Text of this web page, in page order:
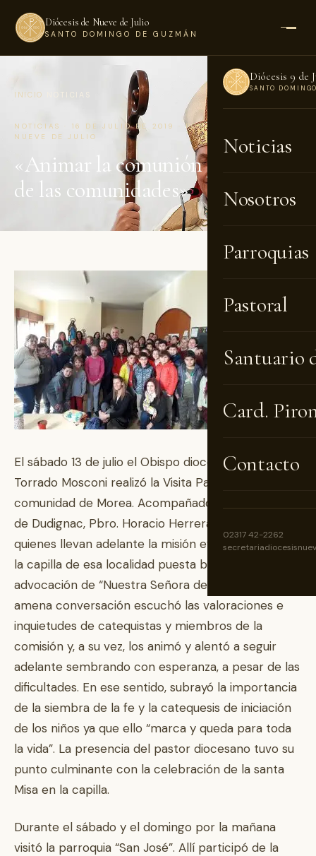
Diócesis de Nueve de Julio
SANTO DOMINGO DE GUZMÁN
Diócesis 9 de
SANTO
Noticias
Nosotros
Parroquias
Pastoral
Santuario
Card.
Contacto
02317 42-2262
INICIO NOTICIAS
NOTICIAS · 16 DE JULIO DE 2019 · POR DIÓCESIS DE
NUEVE DE JULIO
«Animar la comunión y la misión
de las comunidades»
El sábado 13 de julio el Obispo diocesano Ariel
Torrado Mosconi realizó la Visita Pastoral a la
comunidad de Morea. Acompañado por el párroco
de Dudignac, Pbro. Horacio Herrera, se reunió con
quienes llevan adelante la misión evangelizadora en
la capilla de esa localidad puesta bajo la
advocación de “Nuestra Señora de Luján”. En una
amena conversación escuchó las valoraciones e
inquietudes de catequistas y miembros de la
comisión y, a su vez, los animó y alentó a seguir
adelante sembrando con esperanza, a pesar de las
dificultades. En ese sentido, subrayó la importancia
de la siembra de la fe y la catequesis de iniciación
de los niños ya que ello “marca y queda para toda
la vida”. La presencia del pastor diocesano tuvo su
punto culminante con la celebración de la santa
Misa en la capilla.
Durante el sábado y el domingo por la mañana
visitó la parroquia “San José”. Allí participó de la